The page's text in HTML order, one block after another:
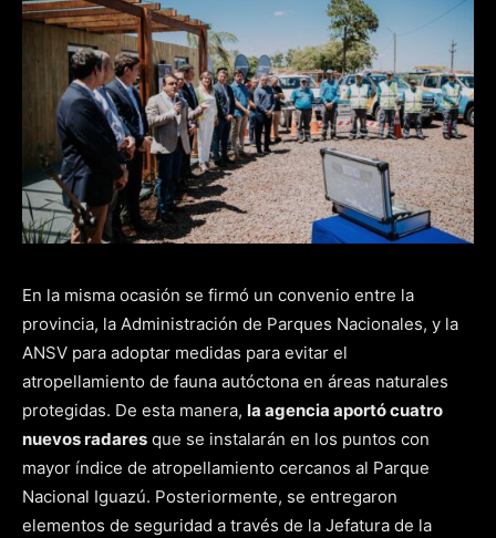
En la misma ocasión se firmó un convenio entre la
provincia, la Administración de Parques Nacionales, y la
ANSV para adoptar medidas para evitar el
atropellamiento de fauna autóctona en áreas naturales
protegidas. De esta manera, la agencia aportó cuatro
nuevos radares que se instalarán en los puntos con
mayor índice de atropellamiento cercanos al Parque
Nacional Iguazú. Posteriormente, se entregaron
elementos de seguridad a través de la Jefatura de la